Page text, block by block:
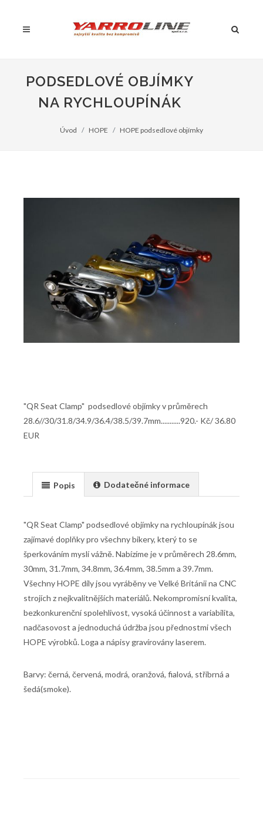
PODSEDLOVÉ OBJÍMKY
NA RYCHLOUPÍNÁK
Úvod HOPE HOPE podsedlové objímky
"QR Seat Clamp" podsedlové objímky v průměrech
28.6//30/31.8/34.9/36.4/38.5/39.7mm...........920.- Kč/ 36.80
EUR
Popis Dodatečné informace
"QR Seat Clamp" podsedlové objímky na rychloupínák jsou
zajímavé doplňky pro všechny bikery, který to se
šperkováním myslí vážně. Nabízíme je v průměrech 28.6mm,
30mm, 31.7mm, 34.8mm, 36.4mm, 38.5mm a 39.7mm.
Všechny HOPE díly jsou vyráběny ve Velké Británii na CNC
strojích z nejkvalitnějších materiálů. Nekompromisní kvalita,
bezkonkurenční spolehlivost, vysoká účinnost a variabilita,
nadčasovost a jednoduchá údržba jsou přednostmi všech
HOPE výrobků. Loga a nápisy gravírovány laserem.
Barvy: černá, červená, modrá, oranžová, fialová, stříbrná a
šedá(smoke).